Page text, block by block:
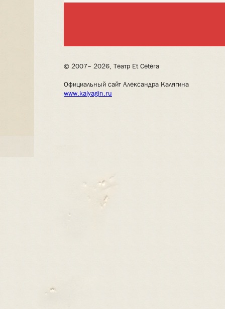
© 2007– 2026, Театр Et Cetera
Официальный сайт Александра Калягина
www.kalyagin.ru